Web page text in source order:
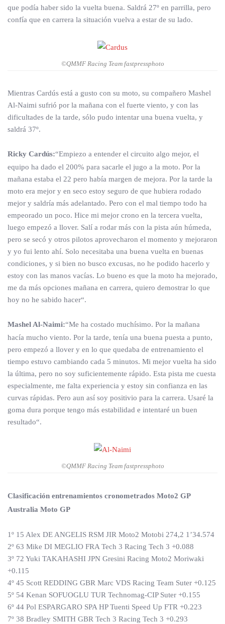
que podía haber sido la vuelta buena. Saldrá 27º en parrilla, pero
confía que en carrera la situación vuelva a estar de su lado.
©QMMF Racing Team fastpressphoto
Mientras Cardús está a gusto con su moto, su compañero Mashel
Al-Naimi sufrió por la mañana con el fuerte viento, y con las
dificultades de la tarde, sólo pudo intentar una buena vuelta, y
saldrá 37º.
Ricky Cardús:“Empiezo a entender el circuito algo mejor, el
equipo ha dado el 200% para sacarle el jugo a la moto. Por la
mañana estaba el 22 pero había margen de mejora. Por la tarde la
moto era mejor y en seco estoy seguro de que hubiera rodado
mejor y saldría más adelantado. Pero con el mal tiempo todo ha
empeorado un poco. Hice mi mejor crono en la tercera vuelta,
luego empezó a llover. Salí a rodar más con la pista aún húmeda,
pero se secó y otros pilotos aprovecharon el momento y mejoraron
y yo fui lento ahí. Solo necesitaba una buena vuelta en buenas
condiciones, y si bien no busco excusas, no he podido hacerlo y
estoy con las manos vacías. Lo bueno es que la moto ha mejorado,
me da más opciones mañana en carrera, quiero demostrar lo que
hoy no he sabido hacer“.
Mashel Al-Naimi:“Me ha costado muchísimo. Por la mañana
hacía mucho viento. Por la tarde, tenía una buena puesta a punto,
pero empezó a llover y en lo que quedaba de entrenamiento el
tiempo estuvo cambiando cada 5 minutos. Mi mejor vuelta ha sido
la última, pero no soy suficientemente rápido. Esta pista me cuesta
especialmente, me falta experiencia y estoy sin confianza en las
curvas rápidas. Pero aun así soy positivio para la carrera. Usaré la
goma dura porque tengo más estabilidad e intentaré un buen
resultado“.
©QMMF Racing Team fastpressphoto
Clasificación entrenamientos cronometrados Moto2 GP
Australia Moto GP
1º 15 Alex DE ANGELIS RSM JIR Moto2 Motobi 274,2 1’34.574
2º 63 Mike DI MEGLIO FRA Tech 3 Racing Tech 3 +0.088
3º 72 Yuki TAKAHASHI JPN Gresini Racing Moto2 Moriwaki
+0.115
4º 45 Scott REDDING GBR Marc VDS Racing Team Suter +0.125
5º 54 Kenan SOFUOGLU TUR Technomag-CIP Suter +0.155
6º 44 Pol ESPARGARO SPA HP Tuenti Speed Up FTR +0.223
7º 38 Bradley SMITH GBR Tech 3 Racing Tech 3 +0.293